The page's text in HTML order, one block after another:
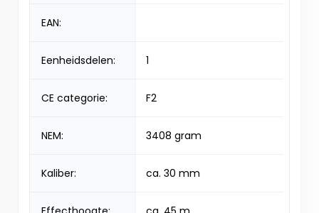
EAN:
Eenheidsdelen: 1
CE categorie: F2
NEM: 3408 gram
Kaliber: ca. 30 mm